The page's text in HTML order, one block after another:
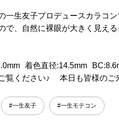
一生友子プロデュースカラコ
で、自然に裸眼が大きく見え
着色直径:14.5mm
覧ください♪ 本日も皆様のご
#一生友子 #一生モテコン